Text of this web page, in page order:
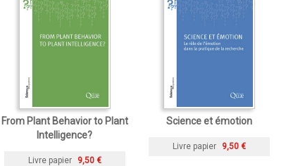
From Plant Behavior to Plant
Intelligence?
Livre papier 9,50 €
Science et émotion
Livre papier 9,50 €